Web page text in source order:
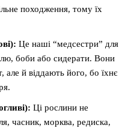
походження, тому їх
Це наші “медсестри” для
боби або сидерати. Вони
але й віддають його, бо їхнє
Ці рослини не
часник, морква, редиска,